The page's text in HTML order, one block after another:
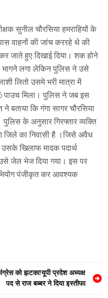
सुनील चौरसिया हमराहियों के
वाहनों की जांच कररहे थे की
जाते हुए दिखाई दिया। शक होने
भागने लगा लेकिन पुलिस ने उसे
लितो उसमे भरी मात्रा में
पाउच मिला। पुलिस ने जब इस
बताया कि गंगा सागर चौरसिया
के अनुसार गिरफ्तार व्यक्ति
जिले का निवासी है ।जिसे अवैध
उसके खिलाफ मादक पदार्थ
जेल भेज दिया गया। इस पर
पंजीकृत कर आवश्यक
को झटका!यूपी प्रदेश अध्यक्ष
पद से राज बब्बर ने दिया इस्तीफा